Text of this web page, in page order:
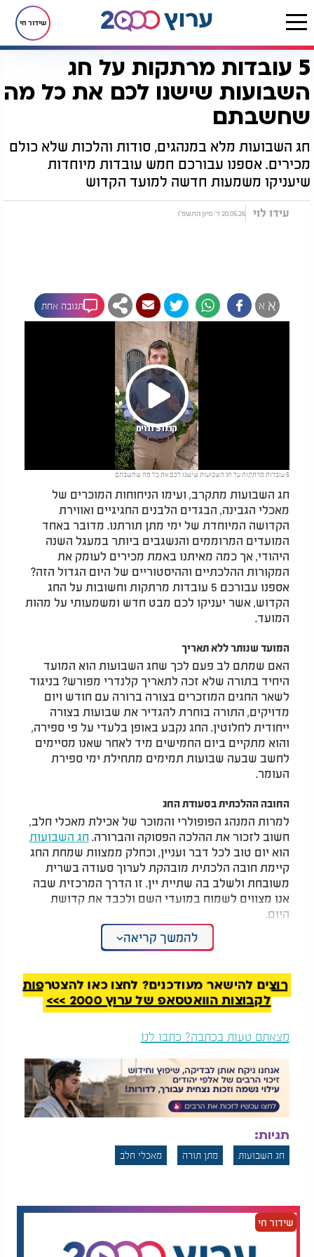
שידור חי
דף הבית יהדות חגים ומועדים שבועות 5 עובדות מרתקות על חג השבועות שישנו לכם את כל מה שחשבתם
5 עובדות מרתקות על חג
השבועות שישנו לכם את כל מה
שחשבתם
חג השבועות מלא במנהגים, סודות והלכות שלא כולם
מכירים. אספנו עבורכם חמש עובדות מיוחדות
שיעניקו משמעות חדשה למועד הקדוש
עידו לוי 20.05.26 ד' סיון התשפ"ו
א א תגובה אחת
Play
Video
5 עובדות מרתקות על חג השבועות שישנו לכם את כל מה שחשבתם
חג השבועות מתקרב, ועימו הניחוחות המוכרים של
מאכלי הגבינה, הבגדים הלבנים החגיגיים ואווירת
הקדושה המיוחדת של ימי מתן תורתנו. מדובר באחד
המועדים המרוממים והנשגבים ביותר במעגל השנה
היהודי, אך כמה מאיתנו באמת מכירים לעומק את
המקורות ההלכתיים וההיסטוריים של היום הגדול הזה?
אספנו עבורכם 5 עובדות מרתקות וחשובות על החג
הקדוש, אשר יעניקו לכם מבט חדש ומשמעותי על מהות
המועד.
המועד שנותר ללא תאריך
האם שמתם לב פעם לכך שחג השבועות הוא המועד
היחיד בתורה שלא זכה לתאריך קלנדרי מפורש? בניגוד
לשאר החגים המוזכרים בצורה ברורה עם חודש ויום
מדויקים, התורה בוחרת להגדיר את שבועות בצורה
ייחודית לחלוטין. החג נקבע באופן בלעדי על פי ספירה,
והוא מתקיים ביום החמישים מיד לאחר שאנו מסיימים
לחשב שבעה שבועות תמימים מתחילת ימי ספירת
העומר.
החובה ההלכתית בסעודת החג
למרות המנהג הפופולרי והמוכר של אכילת מאכלי חלב,
חשוב לזכור את ההלכה הפסוקה והברורה. חג השבועות
הוא יום טוב לכל דבר ועניין, וכחלק ממצוות שמחת החג
קיימת חובה הלכתית מובהקת לערוך סעודה בשרית
משובחת ולשלב בה שתיית יין. זו הדרך המרכזית שבה
אנו מצווים לשמוח במועדי השם ולכבד את קדושת
היום.
המלצות נוספות
למה מקשטים את בית
הכנסת בפרחים בחג?
פוקדי הכותל המערבי
בשבועות יזכו לערכת
קידוש פרטית לאחר
מוסף
מדוע בכל זאת אוכלים חלב
אם אכן קיימת חובה הלכתית לאכול בשר, מדוע המנהג
החלבי הפך לסימן ההיכר המרכזי של החג? התשובה
נעוצה ברגע ההיסטורי המרגש של מעמד הר סיני. ברגע
בשר דורשת כעת תהליך מורכב של שחיטה, כשרות
ומליחה. המזון המיידי והזמין ביותר שעמד לרשותם
באותם רגעים נשגבים היה מאכלי חלב.
להמשך קריאה
רוצים להישאר מעודכנים? לחצו כאן להצטרפות
לקבוצות הוואטסאפ של ערוץ 2000 >>>
מצאתם טעות בכתבה? כתבו לנו
תגיות:
חג השבועות מתן תורה מאכלי חלב
שידור חי